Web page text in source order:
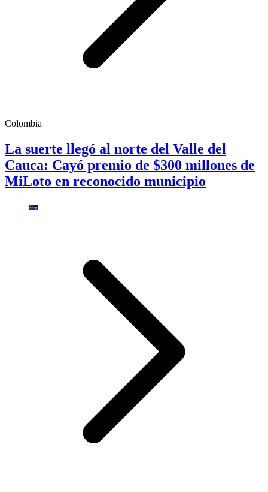
Colombia
La suerte llegó al norte del Valle del
Cauca: Cayó premio de $300 millones de
MiLoto en reconocido municipio